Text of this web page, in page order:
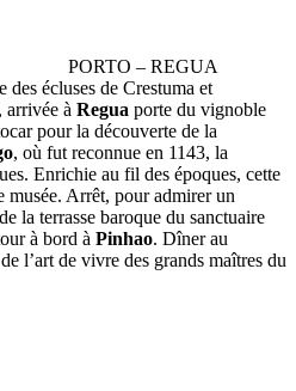
PORTO – REGUA
des écluses de Crestuma et
arrivée à Regua porte du vignoble
pour la découverte de la
, où fut reconnue en 1143, la
Enrichie au fil des époques, cette
musée. Arrêt, pour admirer un
la terrasse baroque du sanctuaire
à bord à Pinhao. Dîner au
l’art de vivre des grands maîtres du